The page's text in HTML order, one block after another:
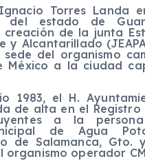
Torres Landa
del estado de
creación de la junta
y Alcantarillado
del organismo
México a la ciudad
1983, el H.
de alta en el Registro
a la
de Agua
de Salamanca, Gto.
organismo operador